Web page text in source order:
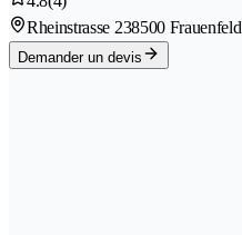
Rheinstrasse 238500 Frauenfeld
Demander un devis